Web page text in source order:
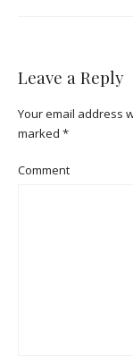
Leave a Reply
Your email address
marked *
Comment